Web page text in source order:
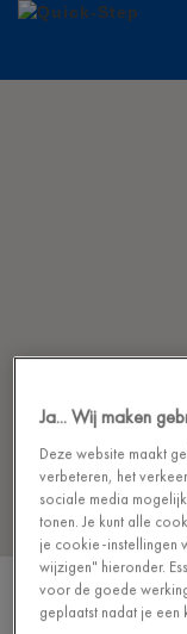
Ja... Wij maken
Deze website maakt
verbeteren, het
sociale media
tonen. Je kunt alle
je cookie-instellingen
wijzigen" hieronder.
voor de goede
geplaatst nadat je een